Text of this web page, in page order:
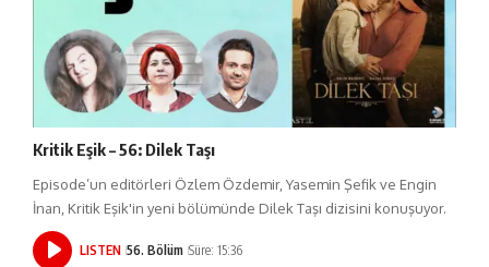
Kritik Eşik – 56: Dilek Taşı
Episode’un editörleri Özlem Özdemir, Yasemin Şefik ve Engin
İnan, Kritik Eşik'in yeni bölümünde Dilek Taşı dizisini konuşuyor.
LISTEN 56. Bölüm Süre: 15:36